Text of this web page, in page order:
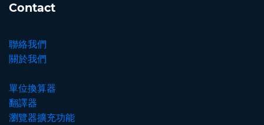
Contact
聯絡我們
關於我們
單位換算器
翻譯器
瀏覽器擴充功能